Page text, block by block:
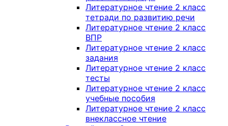
Литературное чтение 2 класс
тетради по развитию речи
Литературное чтение 2 класс
ВПР
Литературное чтение 2 класс
задания
Литературное чтение 2 класс
тесты
Литературное чтение 2 класс
учебные пособия
Литературное чтение 2 класс
внеклассное чтение